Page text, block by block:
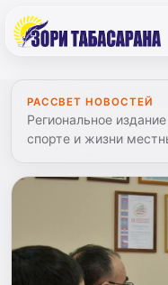
РАССВЕТ НОВОСТЕЙ
Региональное
спорте и жизни